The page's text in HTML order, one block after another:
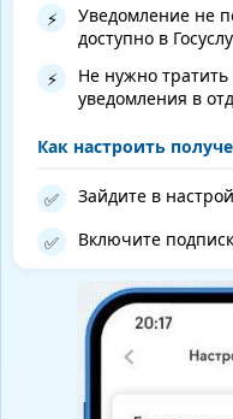
⚡
Уведомление не
доступно в
⚡
Не нужно
уведомления в
Как настроить
✅ Зайдите в
✅ Включите